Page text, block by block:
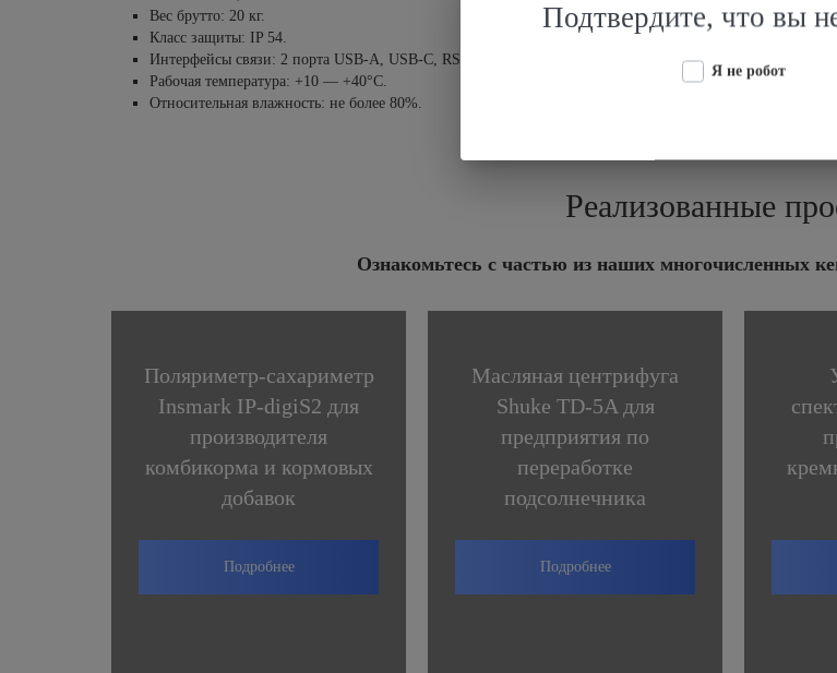
Вес брутто: 20 кг.
Класс защиты: IP 54.
Интерфейсы связи: 2 порта USB-A, USB-C, RS 232 (COM3), HDMI, Ethernet, Wi-Fi, точка доступа.
Рабочая температура: +10 — +40°C.
Относительная влажность: не более 80%.
Реализованные
Ознакомьтесь с частью из наших многочисленных
Поляриметр-сахариметр
Insmark IP-digiS2 для
производителя
комбикорма и кормовых
добавок
Подробнее
Масляная центрифуга
Shuke TD-5A для
предприятия по
переработке
подсолнечника
Подробнее
Подтвердите, что вы
Я не робот